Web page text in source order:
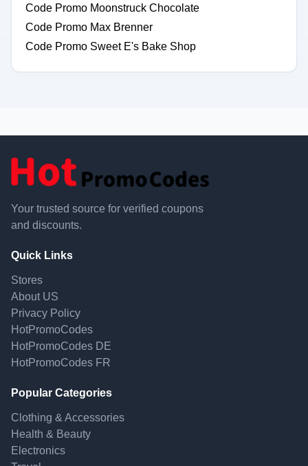
Code Promo Moonstruck Chocolate
Code Promo Max Brenner
Code Promo Sweet E's Bake Shop
Your trusted source for verified coupons
and discounts.
Quick Links
Stores
About US
Privacy Policy
HotPromoCodes
HotPromoCodes DE
HotPromoCodes FR
Popular Categories
Clothing & Accessories
Health & Beauty
Electronics